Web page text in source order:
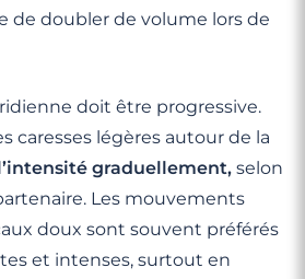
de doubler de volume lors de
doit être progressive.
caresses légères autour de la
graduellement, selon
Les mouvements
doux sont souvent préférés
et intenses, surtout en